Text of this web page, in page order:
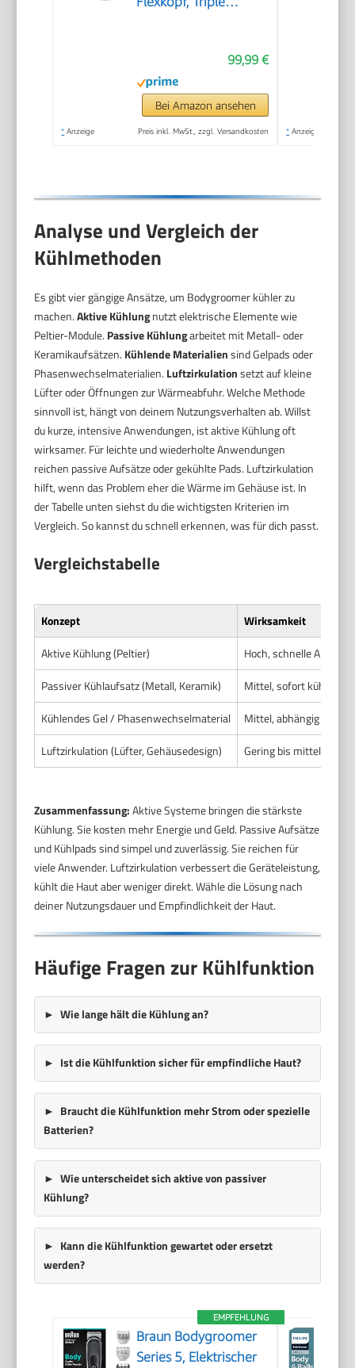
Köpfen, Intimate Trim
& Shave, 100%
duschfest, 120 Min.
Laufzeit, Modell
99,99 €
Bei Amazon ansehen
* Anzeige Preis inkl. MwSt., zzgl. Versandkosten * Anzeige
Analyse und Vergleich der
Kühlmethoden
Es gibt vier gängige Ansätze, um Bodygroomer kühler zu
machen.Aktive Kühlungnutzt elektrische Elemente wie
Peltier-Module. Passive Kühlungarbeitet mit Metall- oder
Keramikaufsätzen. Kühlende Materialiensind Gelpads oder
Phasenwechselmaterialien. Luftzirkulationsetzt auf kleine
Lüfter oder Öffnungen zur Wärmeabfuhr. Welche Methode
sinnvoll ist, hängt von deinem Nutzungsverhalten ab. Willst
du kurze, intensive Anwendungen, ist aktive Kühlung oft
wirksamer. Für leichte und wiederholte Anwendungen
reichen passive Aufsätze oder gekühlte Pads. Luftzirkulation
hilft, wenn das Problem eher die Wärme im Gehäuse ist. In
der Tabelle unten siehst du die wichtigsten Kriterien im
Vergleich. So kannst du schnell erkennen, was für dich passt.
Vergleichstabelle
Konzept
Wirksamkeit
Aktive Kühlung (Peltier)
Hoch, schnelle
Passiver Kühlaufsatz (Metall, Keramik)
Mittel, sofort kühlend
Kühlendes Gel / Phasenwechselmaterial
Mittel, abhängig von
Luftzirkulation (Lüfter, Gehäusedesign)
Gering bis mittel, hilft
Zusammenfassung:Aktive Systeme bringen die stärkste
Kühlung. Sie kosten mehr Energie und Geld. Passive Aufsätze
und Kühlpads sind simpel und zuverlässig. Sie reichen für
viele Anwender. Luftzirkulation verbessert die Geräteleistung,
kühlt die Haut aber weniger direkt. Wähle die Lösung nach
deiner Nutzungsdauer und Empfindlichkeit der Haut.
Häufige Fragen zur Kühlfunktion
Wie lange hält die Kühlung an?
Ist die Kühlfunktion sicher für empfindliche Haut?
Braucht die Kühlfunktion mehr Strom oder spezielle
Batterien?
Wie unterscheidet sich aktive von passiver
Kühlung?
Kann die Kühlfunktion gewartet oder ersetzt
werden?
EMPFEHLUNG
Braun Bodygroomer
Series 5, Elektrischer